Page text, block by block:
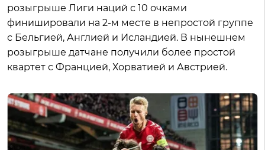
розыгрыше Лиги наций с 10 очками
финишировали на 2-м месте в непростой группе
с Бельгией, Англией и Исландией. В нынешнем
розыгрыше датчане получили более простой
квартет с Францией, Хорватией и Австрией.